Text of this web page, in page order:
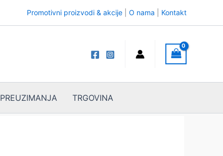
Promotivni proizvodi & akcije O nama Kontakt
PREUZIMANJA TRGOVINA